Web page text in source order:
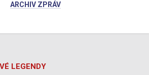
ARCHIV ZPRÁV
LEGENDY